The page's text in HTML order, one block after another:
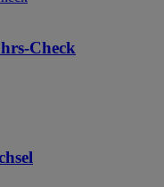
Check